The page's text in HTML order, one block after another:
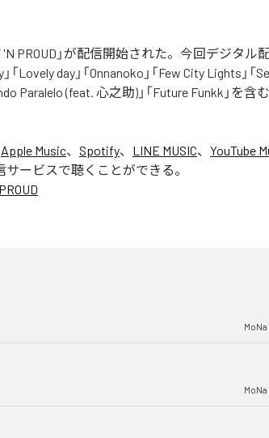
'N PROUD」が配信開始された。今回デジタル
「Lovely day」「Onnanoko」「Few City Lights」「
Paralelo (feat. 心之助)」「Future Funkk」を
Apple Music、 Spotify、 LINE MUSIC、 YouTube
ービスで聴くことができる。